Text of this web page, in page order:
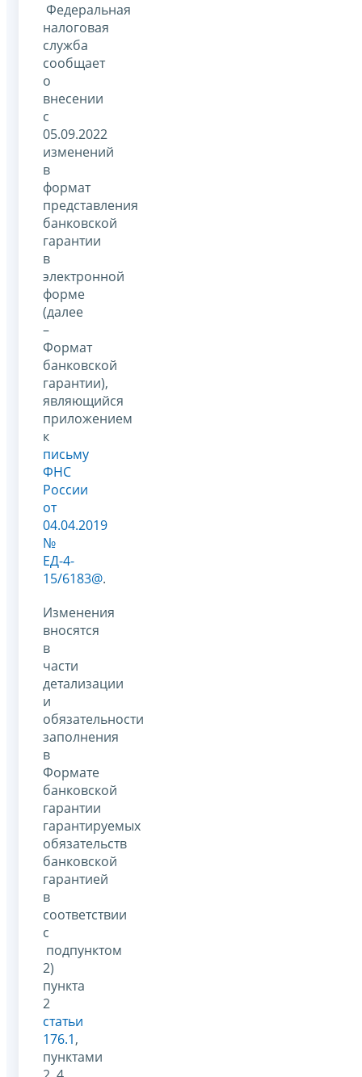
Федеральная
налоговая
служба
сообщает
о
внесении
с
05.09.2022
изменений
в
формат
представления
банковской
гарантии
в
электронной
форме
(далее
–
Формат
банковской
гарантии),
являющийся
приложением
к
письму
ФНС
России
от
04.04.2019
№
ЕД-4-
15/6183@.
Изменения
вносятся
в
части
детализации
и
обязательности
заполнения
в
Формате
банковской
гарантии
гарантируемых
обязательств
банковской
гарантией
в
соответствии
с
подпунктом
2)
пункта
2
статьи
176.1,
пунктами